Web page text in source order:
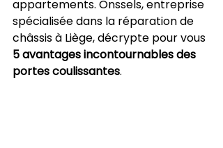
appartements. Onssels, entreprise
spécialisée dans la réparation de
châssis à Liège, décrypte pour vous
5 avantages incontournables des
portes coulissantes.